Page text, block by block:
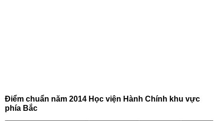
Điểm chuẩn năm 2014 Học viện Hành Chính khu vực
phía Bắc